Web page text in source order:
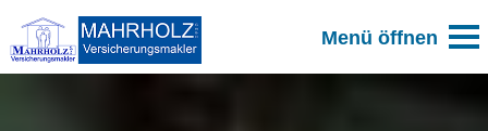
Zum Blog